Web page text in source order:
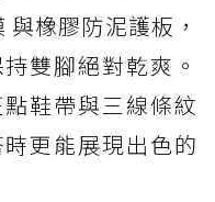
與增高神器一次滿
Motion Access：
工裝健走鞋雨天必備
Motion Access：
裝健走鞋雨天必備
與橡膠防泥護板，
雙腳絕對乾爽。
鞋帶與三線條紋
更能展現出色的